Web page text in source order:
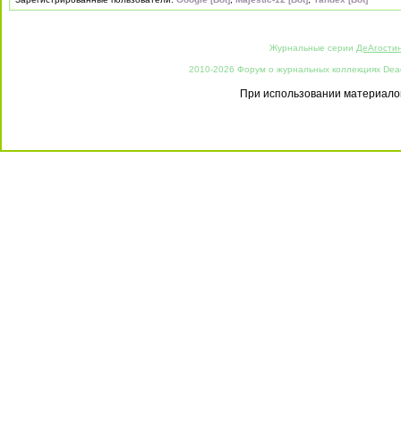
Журнальные серии
2010-2026 Форум о журнальных коллекциях
При использовании